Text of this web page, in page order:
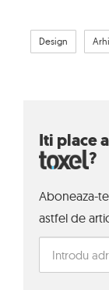
Design
Iti place
?
Aboneaza-
astfel de